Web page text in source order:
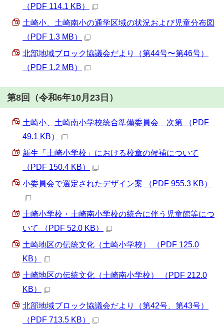
（PDF 114.1 KB）
土崎小、土崎南小の通学区域の状況および児童分布図
（PDF 1.3 MB）
北部地域ブロック協議会だより（第44号〜第46号）
（PDF 1.2 MB）
第8回（令和6年10月23日）
土崎小、土崎南小学校統合準備委員会 次第 （PDF
49.1 KB）
新生「土崎小学校」における校章の候補について
（PDF 150.4 KB）
小委員会で選定されたデザイン案 （PDF 955.3 KB）
土崎小学校・土崎南小学校の統合に伴う児童館等につ
いて （PDF 52.0 KB）
土崎地区の伝統文化（土崎小学校） （PDF 125.0
KB）
土崎地区の伝統文化（土崎南小学校） （PDF 212.0
KB）
北部地域ブロック協議会だより（第42号、第43号）
（PDF 713.5 KB）